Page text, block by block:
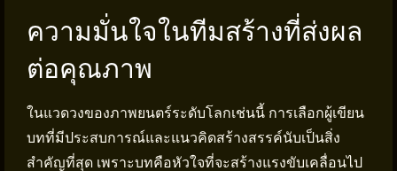
ความมั่นใจในทีมสร้างที่ส่งผล
ต่อคุณภาพ
ในแวดวงของภาพยนตร์ระดับโลกเช่นนี้ การเลือกผู้เขียน
บทที่มีประสบการณ์และแนวคิดสร้างสรรค์นับเป็นสิ่ง
สำคัญที่สุด เพราะบทคือหัวใจที่จะสร้างแรงขับเคลื่อนไป